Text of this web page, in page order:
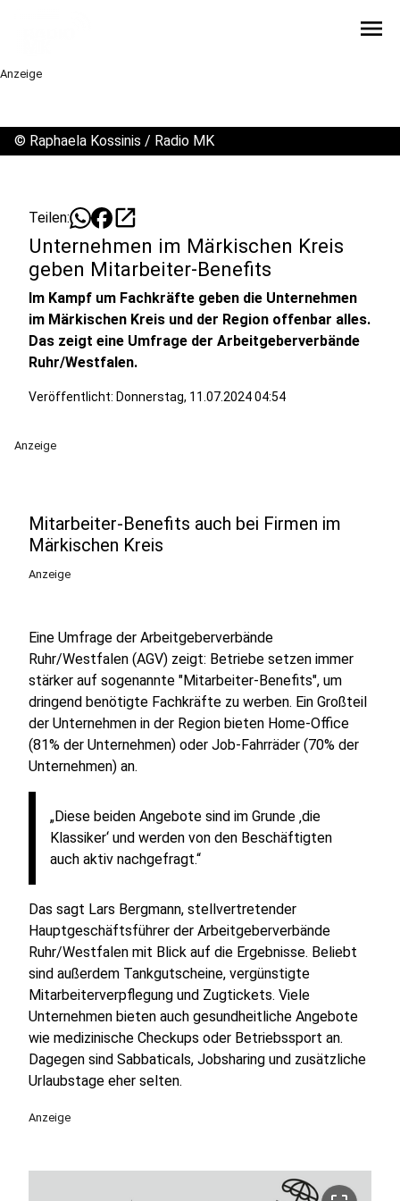
menu
Anzeige
© Raphaela Kossinis / Radio MK
Teilen: open_in_new
Unternehmen im Märkischen Kreis
geben Mitarbeiter-Benefits
Im Kampf um Fachkräfte geben die Unternehmen
im Märkischen Kreis und der Region offenbar alles.
Das zeigt eine Umfrage der Arbeitgeberverbände
Ruhr/Westfalen.
Veröffentlicht: Donnerstag, 11.07.2024 04:54
Anzeige
Mitarbeiter-Benefits auch bei Firmen im
Märkischen Kreis
Anzeige
Eine Umfrage der Arbeitgeberverbände
Ruhr/Westfalen (AGV) zeigt: Betriebe setzen immer
stärker auf sogenannte "Mitarbeiter-Benefits", um
dringend benötigte Fachkräfte zu werben. Ein Großteil
der Unternehmen in der Region bieten Home-Office
(81% der Unternehmen) oder Job-Fahrräder (70% der
Unternehmen) an.
„Diese beiden Angebote sind im Grunde ‚die
Klassiker‘ und werden von den Beschäftigten
auch aktiv nachgefragt.“
Das sagt Lars Bergmann, stellvertretender
Hauptgeschäftsführer der Arbeitgeberverbände
Ruhr/Westfalen mit Blick auf die Ergebnisse. Beliebt
sind außerdem Tankgutscheine, vergünstigte
Mitarbeiterverpflegung und Zugtickets. Viele
Unternehmen bieten auch gesundheitliche Angebote
wie medizinische Checkups oder Betriebssport an.
Dagegen sind Sabbaticals, Jobsharing und zusätzliche
Urlaubstage eher selten.
Anzeige